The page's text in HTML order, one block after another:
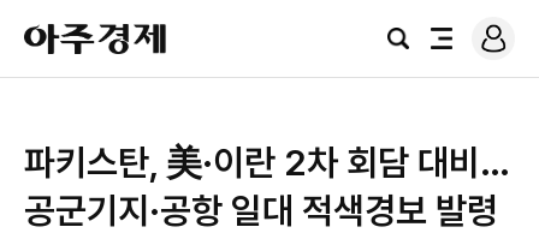
아
주
경
검
전
로
그
파키스탄, 美·이란 2차 회담 대비…
공군기지·공항 일대 적색경보 발령